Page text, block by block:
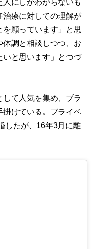
にしかわからないも
治療に対しての理解が
を願っています」と思
体調と相談しつつ、お
いと思います」とつづ
て人気を集め、ブラ
掛けている。プライベ
したが、16年3月に離